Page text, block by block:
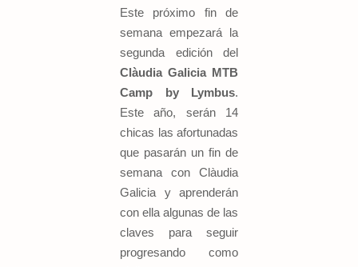
Este próximo fin de
semana empezará la
segunda edición del
Clàudia Galicia MTB
Camp by Lymbus.
Este año, serán 14
chicas las afortunadas
que pasarán un fin de
semana con Clàudia
Galicia y aprenderán
con ella algunas de las
claves para seguir
progresando como